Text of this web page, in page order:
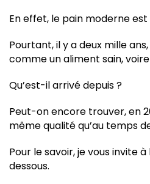
En effet, le pain moderne
Pourtant, il y a deux mille
comme un aliment sain,
Qu’est-il arrivé depuis ?
Peut-on encore trouver, en
même qualité qu’au temps
Pour le savoir, je vous invite
dessous.